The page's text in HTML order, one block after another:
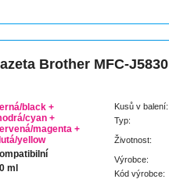
Brother MFC-J5830
black +
cyan +
magenta +
yellow
ml
Kusů v balení:
Typ:
Životnost:
Výrobce:
Kód výrobce: